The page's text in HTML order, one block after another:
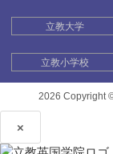
立教大学
立教小学校
2026 Copyright
×